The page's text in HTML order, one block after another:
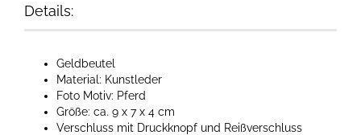
Details:
Geldbeutel
Material: Kunstleder
Foto Motiv: Pferd
Größe: ca. 9 x 7 x 4 cm
Verschluss mit Druckknopf und Reißverschluss